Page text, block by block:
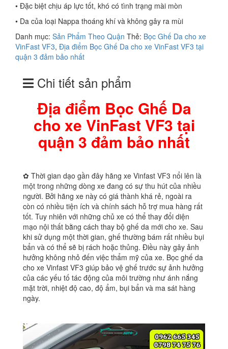
• Đặc biệt chịu áp lực tốt, khó có tình trạng mài mòn
• Da của loại Nappa thoáng khí và không gây ra mùi
Danh mục: Sản Phẩm Theo Quận Thẻ: Bọc Ghế Da cho xe
VinFast VF3, Địa điểm Bọc Ghế Da cho xe VinFast VF3 tại
quận 3 đảm bảo nhất
Chi tiết sản phẩm
Địa điểm Bọc Ghế Da
cho xe VinFast VF3 tại
quận 3 đảm bảo nhất
✿ Thời gian dạo gần đây hãng xe Vinfast VF3 nổi lên là
một trong những dòng xe đang có sự thu hút của nhiều
người. Bởi hãng xe này có giá thành khá rẻ, ngoài ra
còn có nhiều tiện ích và chính sách hỗ trợ mua hàng rất
tốt. Tuy nhiên với những chủ xe có thể thay đổi diện
mạo nội thất bằng cách thay bộ ghế da mới cho xe. Sau
khi sử dụng một thời gian, ghế thường bám rất nhiều bụi
bẩn và có thể sẽ bị rách hoặc thủng. Điều này gây ảnh
hưởng không nhỏ đến việc thẩm mỹ của xe. Bọc ghế da
cho xe Vinfast VF3 giúp bảo vệ ghế trước sự ảnh hưởng
của các yếu tố tác động của môi trường như ánh nắng
mặt trời, nhiệt độ cao, độ ẩm, bụi bẩn và ma sát hàng
ngày.